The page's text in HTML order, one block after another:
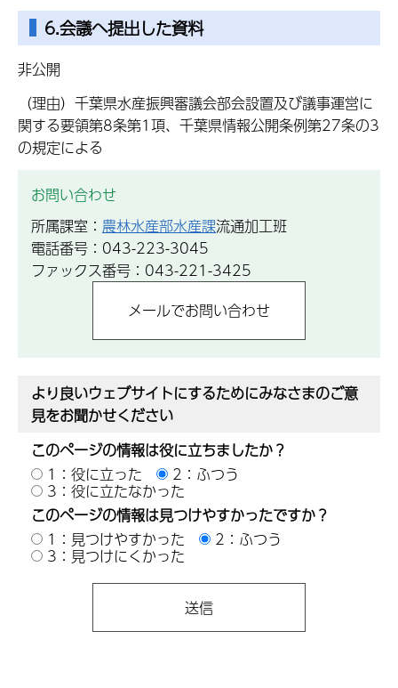
6.会議へ提出した資料
非公開
（理由）千葉県水産振興審議会部会設置及び議事運営に
関する要領第8条第1項、千葉県情報公開条例第27条の3
の規定による
お問い合わせ
所属課室： 農林水産部水産課流通加工班
電話番号：043-223-3045
ファックス番号：043-221-3425
より良いウェブサイトにするためにみなさまのご意
見をお聞かせください
このページの情報は役に立ちましたか？
1：役に立った
2：ふつう
3：役に立たなかった
このページの情報は見つけやすかったですか？
1：見つけやすかった
2：ふつう
3：見つけにくかった